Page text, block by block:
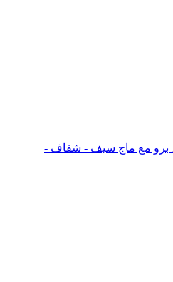
أبل غطاء حماية خلفي ايفون 16 برو مع ماج سيف - شفاف -